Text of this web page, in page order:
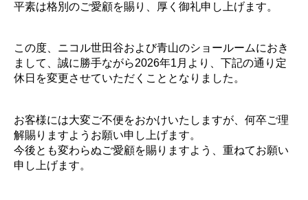
平素は格別のご愛顧を賜り、厚く御礼申し上げます。
この度、ニコル世田谷および青山のショールームにおき
まして、誠に勝手ながら2026年1月より、下記の通り定
休日を変更させていただくこととなりました。
お客様には大変ご不便をおかけいたしますが、何卒ご理
解賜りますようお願い申し上げます。
今後とも変わらぬご愛顧を賜りますよう、重ねてお願い
申し上げます。